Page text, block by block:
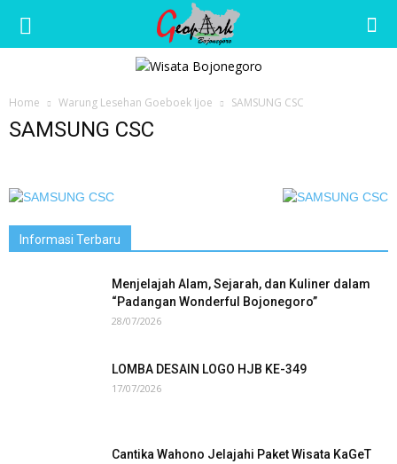
Wisata
Bojonegoro
Home Warung Lesehan Goeboek Ijoe SAMSUNG CSC
SAMSUNG CSC
Informasi Terbaru
Menjelajah Alam, Sejarah, dan Kuliner dalam
“Padangan Wonderful Bojonegoro”
28/07/2026
LOMBA DESAIN LOGO HJB KE-349
17/07/2026
Cantika Wahono Jelajahi Paket Wisata KaGeT